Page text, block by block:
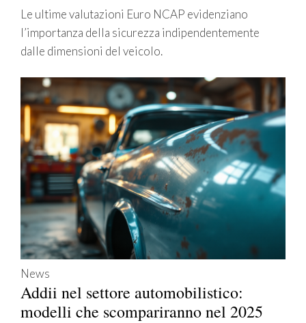
Le ultime valutazioni Euro NCAP evidenziano
l’importanza della sicurezza indipendentemente
dalle dimensioni del veicolo.
News
Addii nel settore automobilistico:
modelli che scompariranno nel 2025